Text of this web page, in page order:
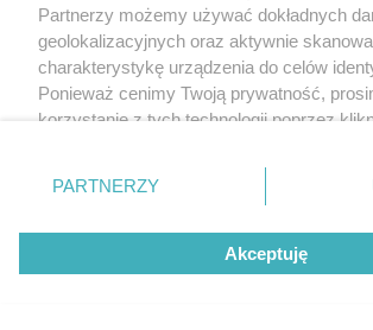
Partnerzy możemy używać dokładnych
geolokalizacyjnych oraz aktywnie
charakterystykę urządzenia do celów
Ponieważ cenimy Twoją prywatność,
korzystanie z tych technologii poprzez
zmienić/wycofać klikając przycisk
znajdujący się w lewym dolnym rogu strony
rodzaje przetwarzania danych nie
użytkownika, ale masz prawo sprzeciwić
przetwarzaniu. Preferencje będą miały
PARTNERZY
Akceptuję